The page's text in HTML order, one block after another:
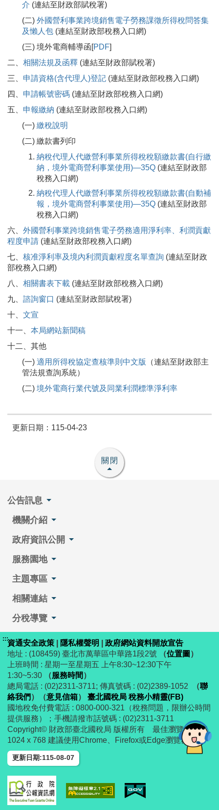
介 (連結至財政部賦稅署)
(二) 外國營利事業跨境銷售電子勞務課徵所得稅問答集
及懶人包 (連結至財政部稅務入口網)
(三) 境外電商輔導函[PDF]
二、 相關法規及函釋 (連結至財政部賦稅署)
三、 申請資格(含代理人)登記 (連結至財政部稅務入口網)
四、 申請帳號密碼 (連結至財政部稅務入口網)
五、 申報繳納 (連結至財政部稅務入口網)
(一) 繳稅說明
(二) 繳款書列印
納稅代理人代繳營利事業所得稅稅額繳款書(自行繳
納，境外電商營利事業使用)—35Q (連結至財政部
稅務入口網)
納稅代理人代繳營利事業所得稅稅額繳款書(自動補
報，境外電商營利事業使用)—35Q (連結至財政部
稅務入口網)
六、 外國營利事業跨境銷售電子勞務適用淨利率、利潤貢獻
程度申請 (連結至財政部稅務入口網)
七、 核准淨利率及境內利潤貢獻程度名單查詢 (連結至財政
部稅務入口網)
八、 相關書表下載 (連結至財政部稅務入口網)
九、 諮詢窗口 (連結至財政部賦稅署)
十、 文宣
十一、 本局網站新聞稿
十二、其他
(一) 適用所得稅協定查核準則中文版
（連結至財政部主
管法規查詢系統）
(二) 境外電商行業代號及同業利潤標準淨利率
更新日期：115-04-23
關閉
公告訊息
機關介紹
政府資訊公開
服務園地
主題專區
相關連結
分稅導覽
:::資通安全政策 隱私權聲明
政府網站資料開放宣告
地址 : (108459) 臺北市萬華區中華路1段2號
（位置圖 ）
上班時間 : 星期一至星期五 上午8:30~12:30下午
1:30~5:30
（服務時間 ）
總局電話 : (02)2311-3711; 傳真號碼 : (02)2389-1052
（聯
絡我們 ） （意見信箱）
臺北國稅局 稅務小精靈(FB)
國地稅免付費電話 : 0800-000-321（稅務問題，限辦公時間
提供服務）；手機請撥市話號碼 : (02)2311-3711
Copyright© 財政部臺北國稅局 版權所有 最佳瀏覽解析度
1024 x 768 建議使用Chrome、Firefox或Edge瀏覽器
更新日期:115-08-07